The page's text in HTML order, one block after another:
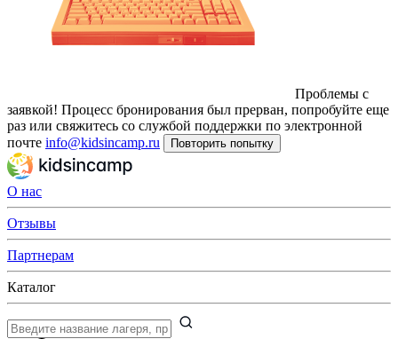
Проблемы с
заявкой! Процесс бронирования был прерван, попробуйте еще
раз или свяжитесь со службой поддержки по электронной
почте info@kidsincamp.ru Повторить попытку
О нас
Отзывы
Партнерам
Каталог